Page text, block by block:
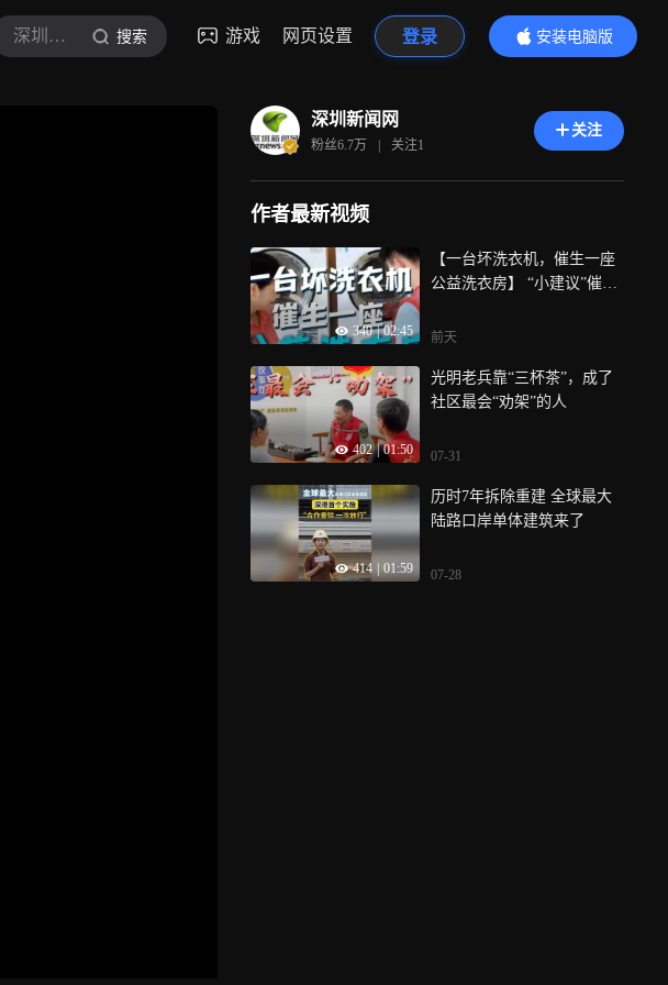
深圳新闻网 搜索 游戏 网页设置 登录
安装电脑版
内容更精彩
深圳新闻网
粉丝6.7万 | 关注1
关注
作者最新视频
340 | 02:45
【一台坏洗衣机，催生一座
公益洗衣房】 “小建议”催生
背后的基层治理“真功夫”
前天
402 | 01:50
光明老兵靠“三杯茶”，成了
社区最会“劝架”的人
07-31
414 01:59
历时7年拆除重建 全球最大
陆路口岸单体建筑来了
07-28